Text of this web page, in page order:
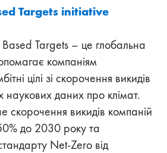
Targets initiative
Based Targets – це глобальна
компаніям
цілі зі скорочення викидів
наукових даних про клімат.
скорочення викидів компаній
до 2030 року та
Net-Zero від